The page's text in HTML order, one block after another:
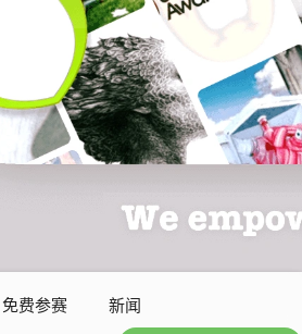
免费参赛 新闻